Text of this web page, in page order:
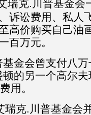
瑞克.川普基金会
诉讼费用、私人
高价购买自己油
百万元。
金会曾支付八
的另一个高尔
用。
瑞克.川普基金会